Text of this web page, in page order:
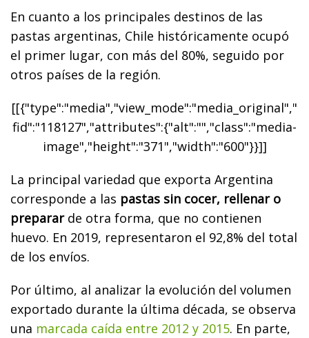
En cuanto a los principales destinos de las
pastas argentinas, Chile históricamente ocupó
el primer lugar, con más del 80%, seguido por
otros países de la región.
[[{"type":"media","view_mode":"media_original","
fid":"118127","attributes":{"alt":"","class":"media-
image","height":"371","width":"600"}}]]
La principal variedad que exporta Argentina
corresponde a las pastas sin cocer, rellenar o
prepararde otra forma, que no contienen
huevo. En 2019, representaron el 92,8% del total
de los envíos.
Por último, al analizar la evolución del volumen
exportado durante la última década, se observa
una marcada caída entre 2012 y 2015. En parte,